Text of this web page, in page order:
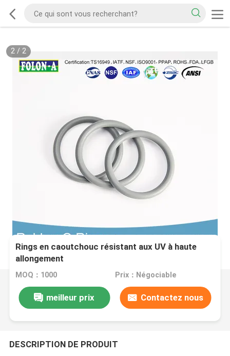
2/ 2
Rings en caoutchouc résistant aux UV à haute
allongement
MOQ：1000 Prix：Négociable
meilleur prix Contactez nous
DESCRIPTION DE PRODUIT